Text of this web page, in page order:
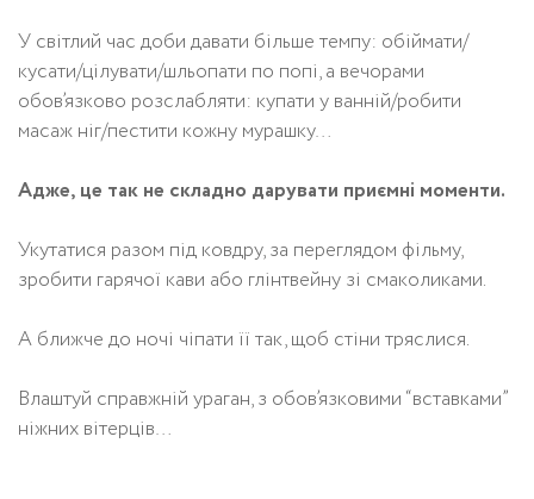
У світлий час доби давати більше темпу: обіймати/
кусати/цілувати/шльопати по попі, а вечорами
обов’язково розслабляти: купати у ванній/робити
масаж ніг/пестити кожну мурашку…
Адже, це так не складно дарувати приємні моменти.
Укутатися разом під ковдру, за переглядом фільму,
зробити гарячої кави або глінтвейну зі смаколиками.
А ближче до ночі чіпати її так, щоб стіни тряслися.
Влаштуй справжній ураган, з обов’язковими “вставками”
ніжних вітерців…